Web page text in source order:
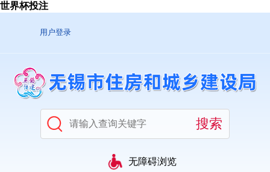
世界杯投注
用户登录
无障碍浏览